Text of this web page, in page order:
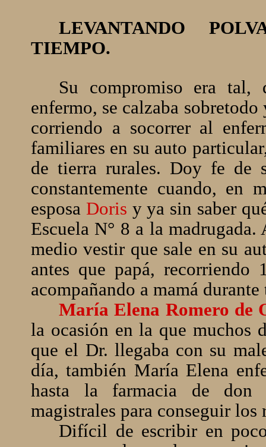
LEVANTANDO
TIEMPO.
Su compromiso era tal,
enfermo, se calzaba
corriendo a socorrer al
familiares en su auto
de tierra rurales. Doy fe de
constantemente cuando, en
esposa Doris y ya sin saber
Escuela N° 8 a la
medio vestir que sale en su
antes que papá,
acompañando a mamá
María Elena Romero de
la ocasión en la que muchos
que el Dr. llegaba con su
día, también María Elena
hasta la farmacia de don
magistrales para conseguir
Difícil de escribir en